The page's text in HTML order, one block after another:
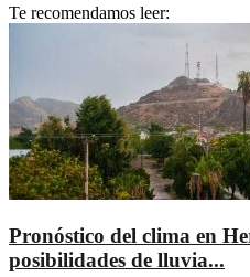
Te recomendamos leer:
Pronóstico del clima en
posibilidades de lluvia...